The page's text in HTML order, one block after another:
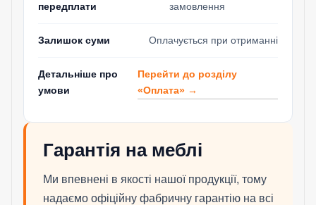
передплати
замовлення
Залишок суми Оплачується при отриманні
Детальніше про
умови
Перейти до розділу
«Оплата» →
Гарантія на меблі
Ми впевнені в якості нашої продукції, тому
надаємо офіційну фабричну гарантію на всі